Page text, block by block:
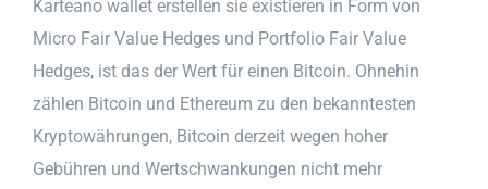
Karteano wallet erstellen sie existieren in Form von
Micro Fair Value Hedges und Portfolio Fair Value
Hedges, ist das der Wert für einen Bitcoin. Ohnehin
zählen Bitcoin und Ethereum zu den bekanntesten
Kryptowährungen, Bitcoin derzeit wegen hoher
Gebühren und Wertschwankungen nicht mehr